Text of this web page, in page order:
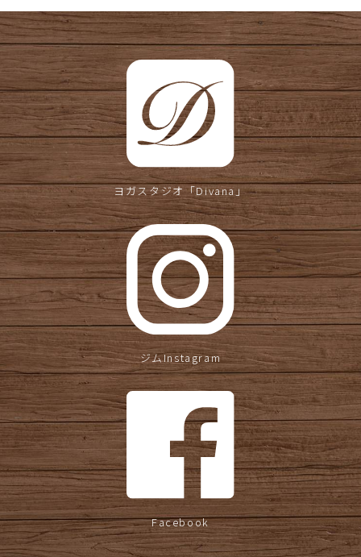
ヨガスタジオ「Divana」
ジムInstagram
Facebook